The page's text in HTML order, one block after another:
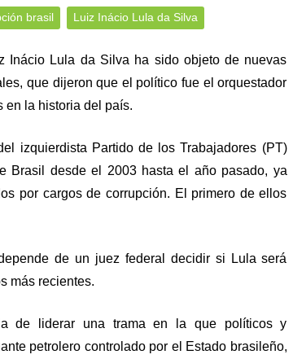
brasil Luiz Inácio Lula da Silva
Inácio Lula da Silva ha sido objeto de nuevas
que dijeron que el político fue el orquestador
en la historia del país.
izquierdista Partido de los Trabajadores (PT)
Brasil desde el 2003 hasta el año pasado, ya
por cargos de corrupción. El primero de ellos
de un juez federal decidir si Lula será
más recientes.
de liderar una trama en la que políticos y
petrolero controlado por el Estado brasileño,